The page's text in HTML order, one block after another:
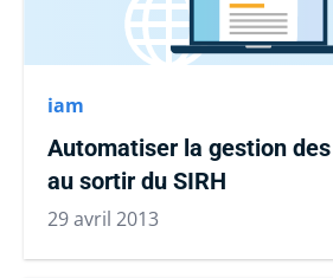
iam
Automatiser la gestion
au sortir du SIRH
29 avril 2013